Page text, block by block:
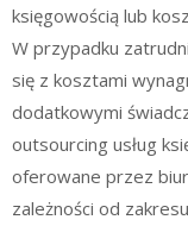
księgowością lub
W przypadku
się z kosztami
dodatkowymi
outsourcing usług
oferowane przez
zależności od